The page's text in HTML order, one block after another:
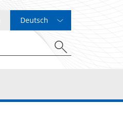
Deutsch